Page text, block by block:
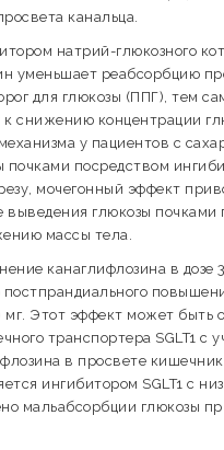
канальца.
натрий-глюкозного
уменьшает реабсорбцию
для глюкозы (ППГ), тем
к снижению концентрации
у пациентов с
посредством
мочегонный эффект
выведения глюкозы почками
массы тела.
канаглифлозина в дозе
Этот эффект может быть
транспортера SGLT1 с
в просвете
ингибитором SGLT1 с
мальабсорбции глюкозы